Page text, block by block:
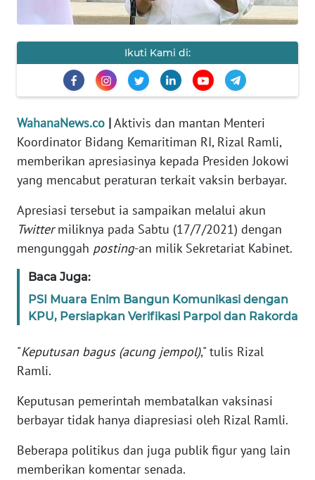
Ikuti Kami di:
WahanaNews.co |Aktivis dan mantan Menteri
Koordinator Bidang Kemaritiman RI, Rizal Ramli,
memberikan apresiasinya kepada Presiden Jokowi
yang mencabut peraturan terkait vaksin berbayar.
Apresiasi tersebut ia sampaikan melalui akun
Twittermiliknya pada Sabtu (17/7/2021) dengan
mengunggah posting-an milik Sekretariat Kabinet.
Baca Juga:
PSI Muara Enim Bangun Komunikasi dengan
KPU, Persiapkan Verifikasi Parpol dan Rakorda
"Keputusan bagus (acung jempol)," tulis Rizal
Ramli.
Keputusan pemerintah membatalkan vaksinasi
berbayar tidak hanya diapresiasi oleh Rizal Ramli.
Beberapa politikus dan juga publik figur yang lain
memberikan komentar senada.
OLAHRAGA
EDITORIAL
Informasi
INDEKS
BERITA
KONTAK
KAMI
INFO
TENTANG
PEDOMAN
SIBER